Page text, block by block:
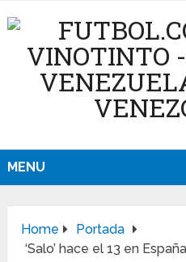
MENU
Home
Portada
‘Salo’ hace el 13 en